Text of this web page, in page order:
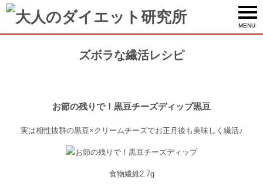
MENU
ズボラな繊活レシピ
お節の残りで！黒豆チーズディップ黒豆
実は相性抜群の黒豆×クリームチーズでお正月後も美味しく繊活♪
食物繊維2.7g